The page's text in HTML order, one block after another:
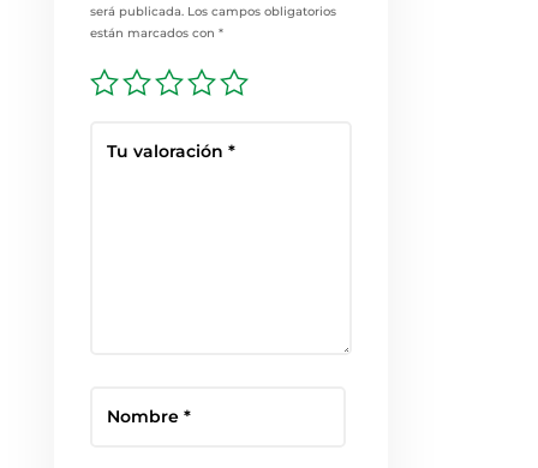
será publicada. Los campos obligatorios
están marcados con *